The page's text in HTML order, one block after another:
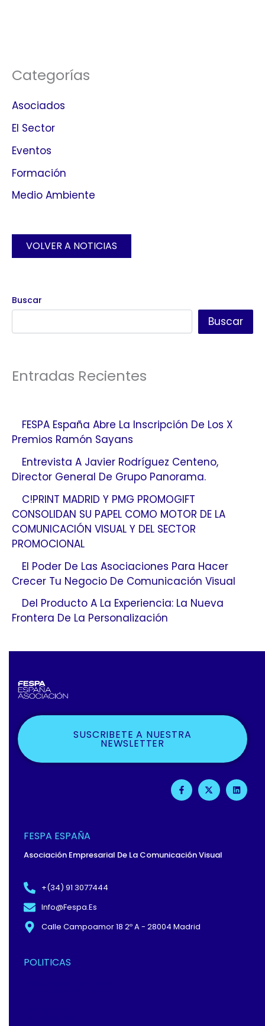
Categorías
Asociados
El Sector
Eventos
Formación
Medio Ambiente
VOLVER A NOTICIAS
Buscar
Buscar
Entradas Recientes
FESPA España Abre La Inscripción De Los X
Premios Ramón Sayans
Entrevista A Javier Rodríguez Centeno,
Director General De Grupo Panorama.
C!PRINT MADRID Y PMG PROMOGIFT
CONSOLIDAN SU PAPEL COMO MOTOR DE LA
COMUNICACIÓN VISUAL Y DEL SECTOR
PROMOCIONAL
El Poder De Las Asociaciones Para Hacer
Crecer Tu Negocio De Comunicación Visual
Del Producto A La Experiencia: La Nueva
Frontera De La Personalización
SUSCRIBETE A NUESTRA
NEWSLETTER
F
A
C
F
X
-
T
L
I
N
FESPA ESPAÑA
Asociación Empresarial De La Comunicación Visual
+(34) 91 3077444
Info@fespa.es
Calle Campoamor 18 2º A - 28004 Madrid
POLITICAS